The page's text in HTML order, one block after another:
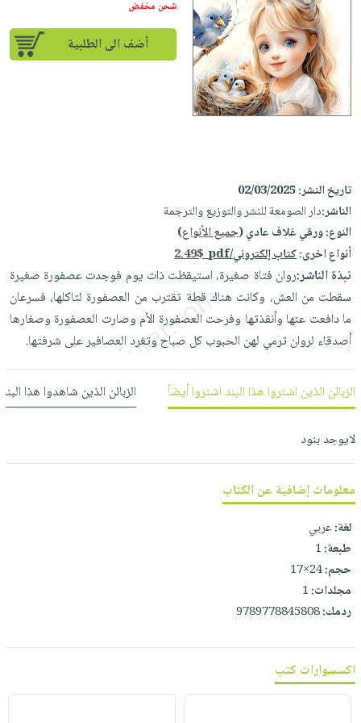
Ai
إختيارات
كتب
أكاديمية
صندوق
بلا
حدود
أسئلة
يتكرر
طرحها
على
Android
تحميل
iKitab
على
Apple
أسئلة
يتكرر
طرحها
تحميل
masmu3
على
masmu3
على
Apple
المواضيع
الأكثر
مبيعاً
وسائل
تعليمية
جوائز
تعليمية
الصحة
والعناية
الشخصية
أجهزة
العناية
الشخصية
العناية
وتصفيف
الشعر
العناية
بالجسم
العناية
بالأسنان
والتغذية
المطبخ
والسفرة
جديد
الكل
أواني
الطهي
أدوات
أدوات
المائدة
والتخزين
المطبخ
متجر
الهدايا
أقسام
الأكثر
مبيعاً
للمدارس
اكسسوارات
كتب
منزلية
اكسسوارات
ملابس
مطرزات
عناية
شحن
مجاني
مختارة
كل
الاشتراكات
صندوق
القراءة
iKitab
بلا
بحث
نيل
وفرات
عن
الشركة
سياسة
حسابك
لائحة
شحن مخفض
أضف الى الطلبية
تاريخ النشر:02/03/2025
الناشر:دار الصومعة للنشر والتوزيع والترجمة
النوع:ورقي غلاف عادي (جميع الأنواع)
أنواع اخرى:كتاب إلكتروني/pdf 2.49$
نبذة الناشر:روان فتاة صغيرة، استيقظت ذات يوم فوجدت عصفورة صغيرة
سقطت من العش، وكانت هناك قطة تقترب من العصفورة لتاكلها، فسرعان
ما دافعت عنها وأنقذتها وفرحت العصفورة الأم وصارت العصفورة وصغارها
أصدقاء لروان ترمي لهن الحبوب كل صباح وتغرد العصافير على شرفتها.
الزبائن الذين اشتروا هذا البند اشتروا أيضاً الزبائن الذين شاهدوا هذا
لايوجد بنود
معلومات إضافية عن الكتاب
لغة:عربي
طبعة:1
حجم:24×17
مجلدات:1
ردمك:9789778845808
اكسسوارات كتب